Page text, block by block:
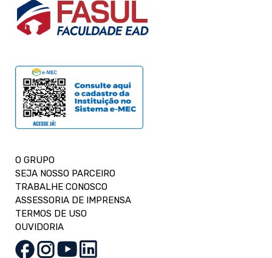
O GRUPO
SEJA NOSSO PARCEIRO
TRABALHE CONOSCO
ASSESSORIA DE IMPRENSA
TERMOS DE USO
OUVIDORIA